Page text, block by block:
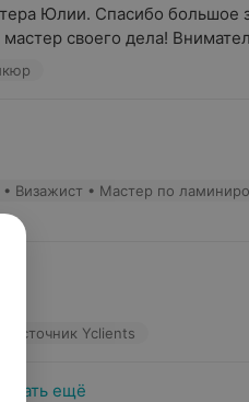
Юлии. Спасибо большое
своего дела!
)
Источник Yclients
ещё